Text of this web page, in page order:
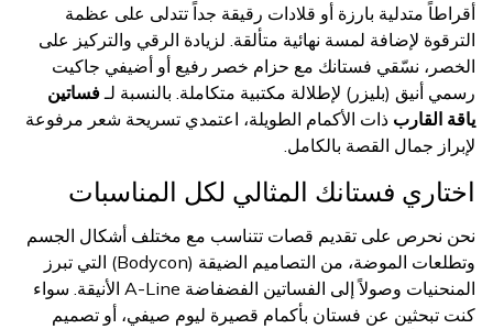
أقراطاً متدلية بارزة أو قلادات رقيقة جداً تتدلى على عظمة
الترقوة لإضافة لمسة نهائية متألقة. لزيادة الرقي والتركيز على
الخصر، نسّقي فستانك مع حزام خصر رفيع أو أضيفي جاكيت
رسمي أنيق (بليزر) لإطلالة مكتبية متكاملة. بالنسبة لـفساتين
ياقة القارب ذات الأكمام الطويلة، اعتمدي تسريحة شعر مرفوعة
لإبراز جمال القصة بالكامل.
اختاري فستانك المثالي لكل المناسبات
نحن نحرص على تقديم قصات تتناسب مع مختلف أشكال الجسم
وتطلعات الموضة، من التصاميم الضيقة (Bodycon) التي تبرز
المنحنيات وصولاً إلى الفساتين الفضفاضة A-Line الأنيقة. سواء
كنت تبحثين عن فستان بأكمام قصيرة ليوم صيفي، أو تصميم